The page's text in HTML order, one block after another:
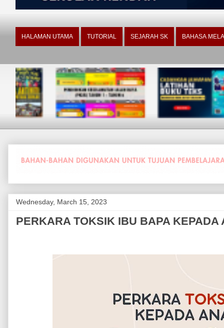
HALAMAN UTAMA TUTORIAL SEJARAH SK BAHASA
Wednesday, March 15, 2023
PERKARA TOKSIK IBU BAPA KEPADA